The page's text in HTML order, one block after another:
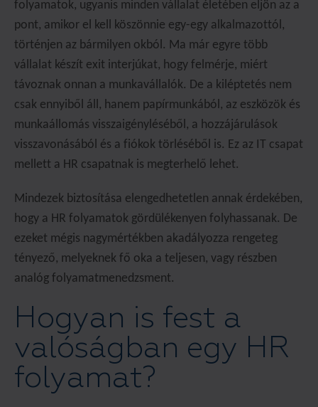
folyamatok, ugyanis minden vállalat életében eljön az a
pont, amikor el kell köszönnie egy-egy alkalmazottól,
történjen az bármilyen okból. Ma már egyre több
vállalat készít exit interjúkat, hogy felmérje, miért
távoznak onnan a munkavállalók. De a kiléptetés nem
csak ennyiből áll, hanem papírmunkából, az eszközök és
munkaállomás visszaigényléséből, a hozzájárulások
visszavonásából és a fiókok törléséből is. Ez az IT csapat
mellett a HR csapatnak is megterhelő lehet.
Mindezek biztosítása elengedhetetlen annak érdekében,
hogy a HR folyamatok gördülékenyen folyhassanak. De
ezeket mégis nagymértékben akadályozza rengeteg
tényező, melyeknek fő oka a teljesen, vagy részben
analóg folyamatmenedzsment.
Hogyan is fest a
valóságban egy HR
folyamat?